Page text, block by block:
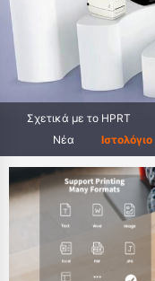
Σχετικά με το HPRT
Νέα
Ιστολόγιο